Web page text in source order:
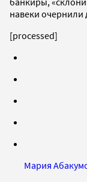
навеки очернили
[processed]
Мария